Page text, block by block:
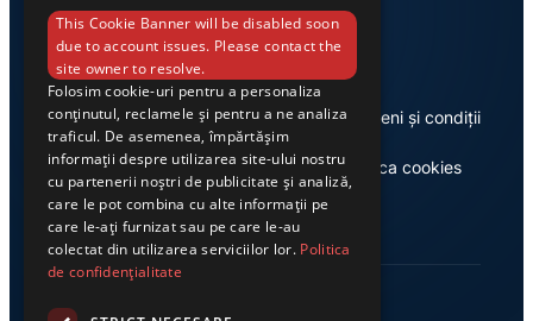
Link-uri utile
Despre noi
Casa de editură Exclusiv
Termeni și condiții
Politica cookies
This Cookie Banner will be disabled soon
due to account issues. Please contact the
site owner to resolve.
Folosim cookie-uri pentru a personaliza
conținutul, reclamele și pentru a ne analiza
traficul. De asemenea, împărtășim
informații despre utilizarea site-ului nostru
cu partenerii noștri de publicitate și analiză,
care le pot combina cu alte informații pe
care le-ați furnizat sau pe care le-au
colectat din utilizarea serviciilor lor. Politica
de confidențialitate